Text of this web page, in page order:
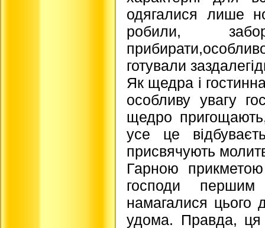
одягалися лише
робили,
готували
Як щедра і
особливу увагу
щедро
усе це
присвячують
Гарною
господи першим
намагалися цього
удома. Правда, ця